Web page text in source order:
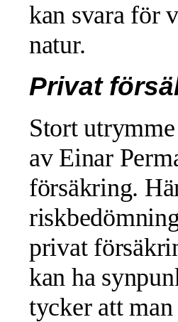
kan svara för
natur.
Privat
Stort
av Einar
försäkring.
privat
kan ha
tycker att